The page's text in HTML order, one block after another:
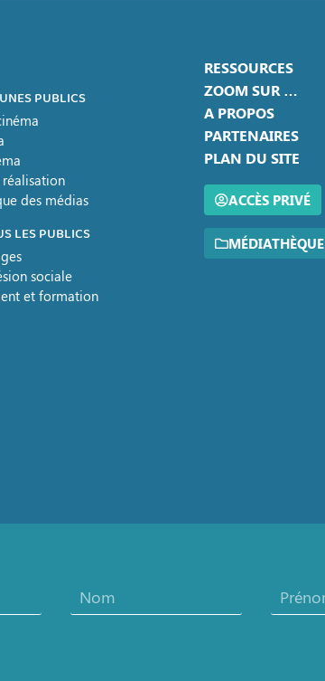
PUBLICS
réalisation
des médias
LES PUBLICS
sociale
et formation
RESSOURCES
ZOOM SUR …
A PROPOS
PARTENAIRES
PLAN DU SITE
ACCÈS PRIVÉ
MÉDIATHÈQUE